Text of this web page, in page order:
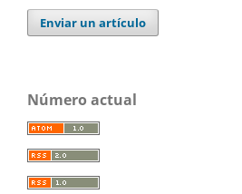
Enviar un artículo
Número actual